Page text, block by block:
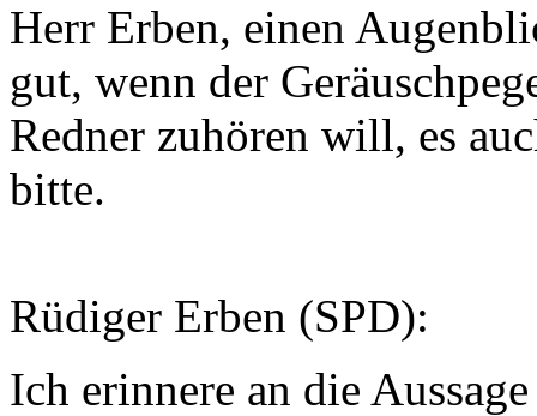
Herr Erben, einen
gut, wenn der
Redner zuhören will, es
bitte.
Rüdiger Erben (SPD):
Ich erinnere an die